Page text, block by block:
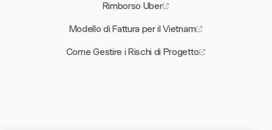
Rimborso Uber
Modello di Fattura per il Vietnam
Come Gestire i Rischi di Progetto